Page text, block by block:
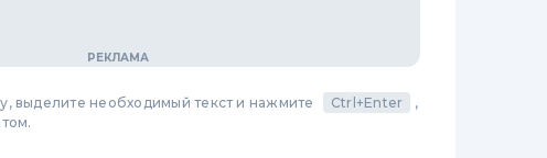
выделите необходимый текст и нажмите Ctrl+Enter
,